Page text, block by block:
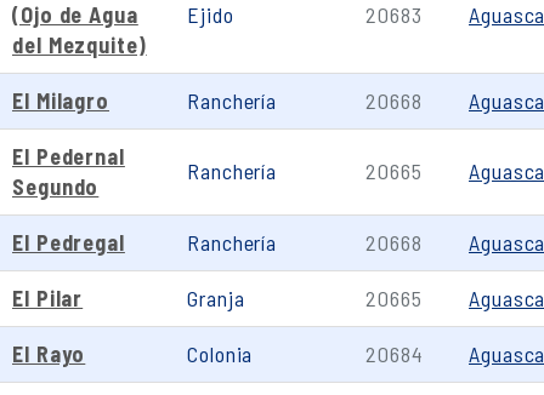
(Ojo de Agua
del Mezquite)
Ejido 20683
El Milagro Ranchería 20668
El Pedernal
Segundo
Ranchería 20665
El Pedregal Ranchería 20668
El Pilar Granja 20665
El Rayo Colonia 20684